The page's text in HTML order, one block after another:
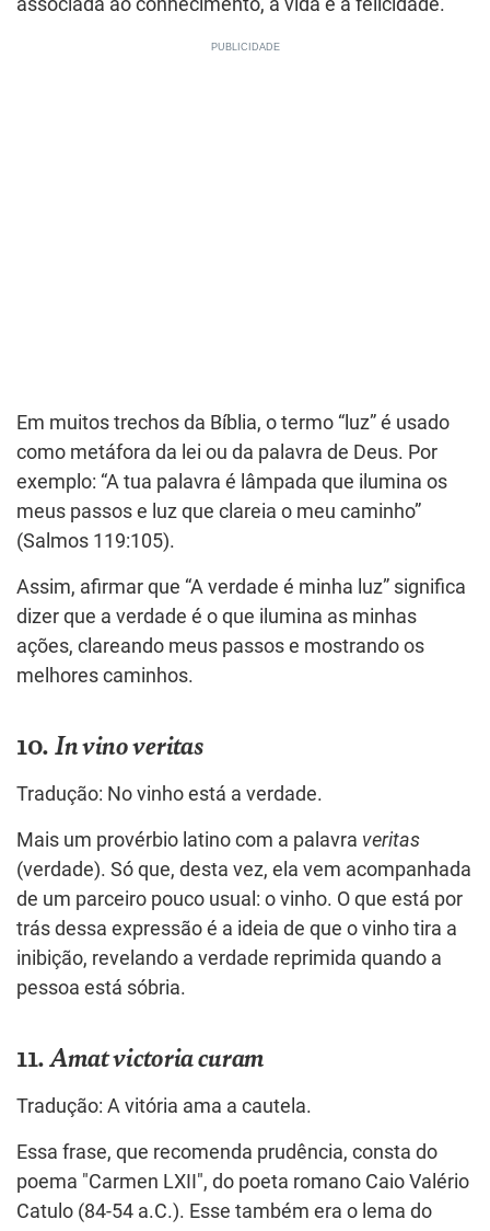
associada ao conhecimento, à vida e à felicidade.
Em muitos trechos da Bíblia, o termo “luz” é usado
como metáfora da lei ou da palavra de Deus. Por
exemplo: “A tua palavra é lâmpada que ilumina os
meus passos e luz que clareia o meu caminho”
(Salmos 119:105).
Assim, afirmar que “A verdade é minha luz” significa
dizer que a verdade é o que ilumina as minhas
ações, clareando meus passos e mostrando os
melhores caminhos.
10.In vino veritas
Tradução: No vinho está a verdade.
Mais um provérbio latino com a palavra veritas
(verdade). Só que, desta vez, ela vem acompanhada
de um parceiro pouco usual: o vinho. O que está por
trás dessa expressão é a ideia de que o vinho tira a
inibição, revelando a verdade reprimida quando a
pessoa está sóbria.
11.Amat victoria curam
Tradução: A vitória ama a cautela.
Essa frase, que recomenda prudência, consta do
poema "Carmen LXII", do poeta romano Caio Valério
Catulo (84-54 a.C.). Esse também era o lema do